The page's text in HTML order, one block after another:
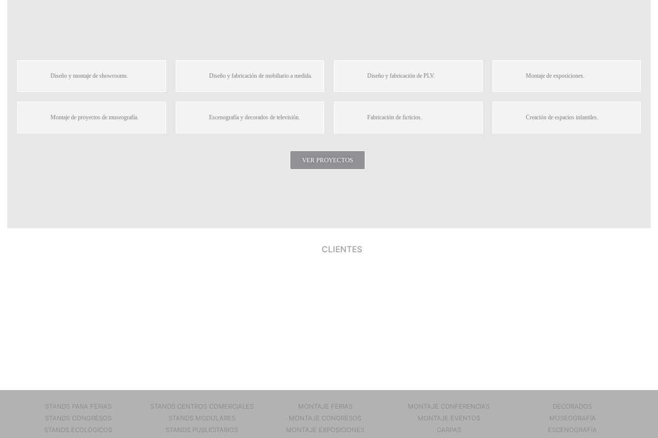
Diseño y montaje de showrooms. Diseño y fabricación de mobiliario a medida. Diseño y fabricación de PLV. Montaje de exposiciones.
Montaje de proyectos de museografía. Escenografía y decorados de televisión. Fabricación de ficticios. Creación de espacios infantiles.
VER PROYECTOS
CLIENTES
STANDS PARA FERIAS
STANDS CONGRESOS
STANDS ECOLÓGICOS
STANDS CENTROS COMERCIALES
STANDS MODULARES
STANDS PUBLICITARIOS
MONTAJE FERIAS
MONTAJE CONGRESOS
MONTAJE EXPOSICIONES
MONTAJE CONFERENCIAS
MONTAJE EVENTOS
CARPAS
DECORADOS
MUSEOGRAFÍA
ESCENOGRAFÍA